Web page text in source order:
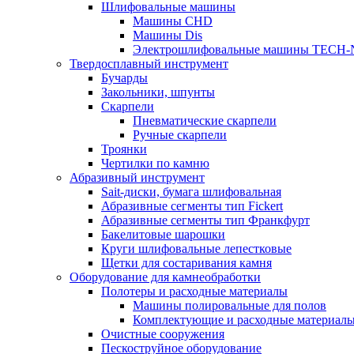
Шлифовальные машины
Машины CHD
Машины Dis
Электрошлифовальные машины TECH-
Твердосплавный инструмент
Бучарды
Закольники, шпунты
Скарпели
Пневматические скарпели
Ручные скарпели
Троянки
Чертилки по камню
Абразивный инструмент
Sait-диски, бумага шлифовальная
Абразивные сегменты тип Fickert
Абразивные сегменты тип Франкфурт
Бакелитовые шарошки
Круги шлифовальные лепестковые
Щетки для состаривания камня
Оборудование для камнеобработки
Полотеры и расходные материалы
Машины полировальные для полов
Комплектующие и расходные
Очистные сооружения
Пескоструйное оборудование